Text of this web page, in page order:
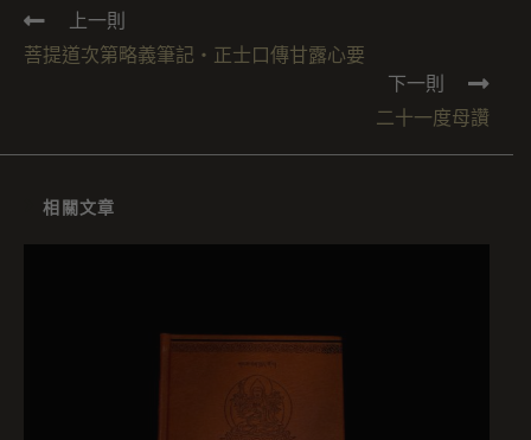
上一則
菩提道次第略義筆記・正士口傳甘露心要
下一則
二十一度母讚
相關文章